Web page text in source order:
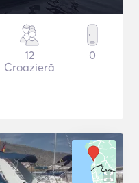
12
Croazieră
0